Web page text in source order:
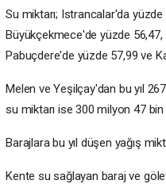
Su miktarı; Istrancalar'da
Büyükçekmece'de yüzde 56,47,
Pabuçdere'de yüzde 57,99 ve
Melen ve Yeşilçay'dan bu yıl
su miktarı ise 300 milyon 47
Barajlara bu yıl düşen yağış
Kente su sağlayan baraj ve